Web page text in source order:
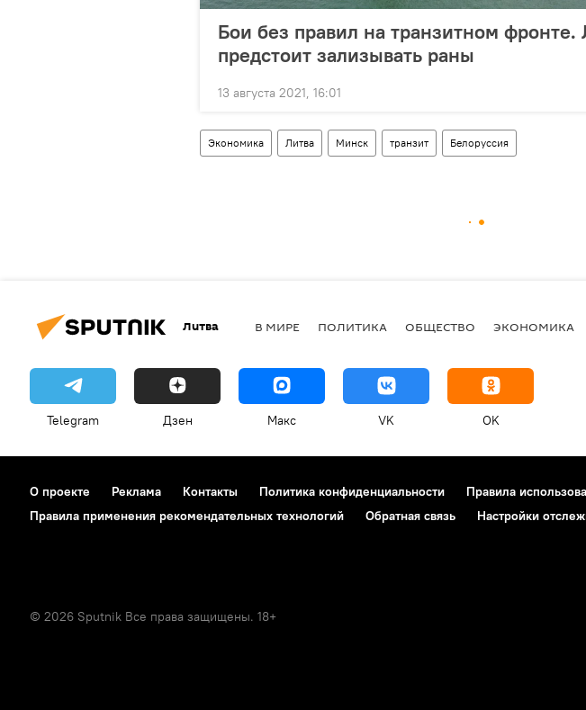
Бои без правил на транзитном фронте.
предстоит зализывать раны
13 августа 2021, 16:01
Экономика Литва Минск транзит Белоруссия
Литва В МИРЕ ПОЛИТИКА ОБЩЕСТВО ЭКОНОМИКА
Telegram Дзен Макс VK OK
О проекте Реклама Контакты Политика конфиденциальности Правила
Правила применения рекомендательных технологий
Обратная связь Настройки
© 2026 Sputnik Все права защищены. 18+